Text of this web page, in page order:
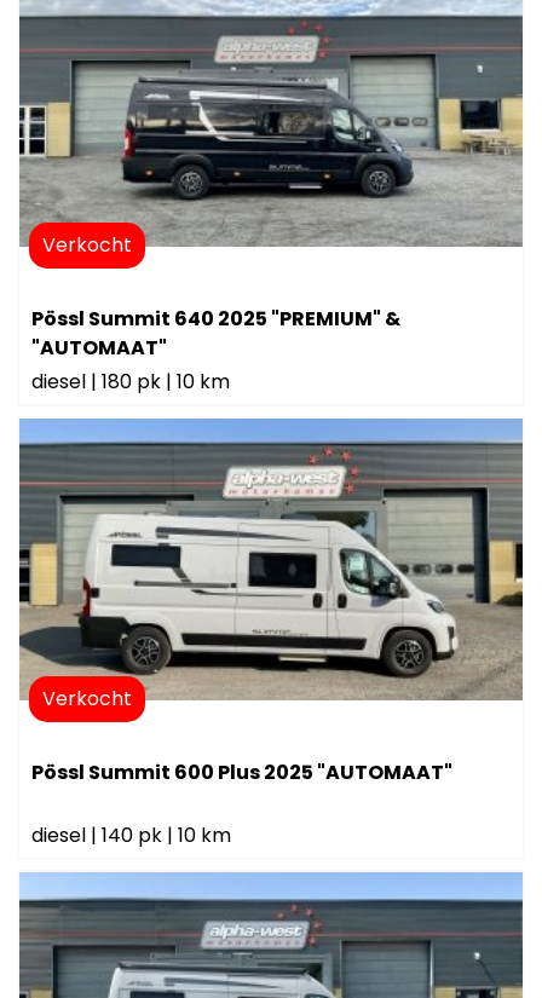
Verkocht
Pössl Summit 640 2025 "PREMIUM" &
"AUTOMAAT"
diesel | 180 pk | 10 km
Verkocht
Pössl Summit 600 Plus 2025 "AUTOMAAT"
diesel | 140 pk | 10 km